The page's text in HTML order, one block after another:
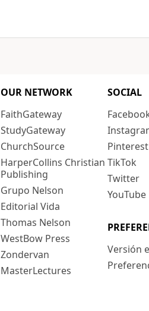
OUR NETWORK
FaithGateway
StudyGateway
ChurchSource
HarperCollins Christian
Publishing
Grupo Nelson
Editorial Vida
Thomas Nelson
WestBow Press
Zondervan
MasterLectures
SOCIAL
Pinterest
TikTok
Twitter
YouTube
Versión